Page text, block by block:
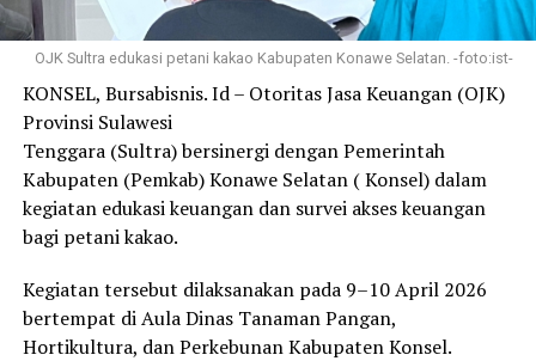
dalam menguji golongan virus corona seperti influenza,
beta corona dan gamma corona.
“Setelah kita uji ternyata Eucalyptus sp. yang kita uji
bisa membunuh 80-100 persen virus mulai dari avian
influenza hingga virus corona. Setelah hasilnya kita lihat
bagus, kita lanjutkan ke penggunaan nanoteknologi
agar kualitas hasil produknya lebih bagus” bebernya.
Dalam berbagai studi dikatakan, obat ini hanya cukup 5-
15 menit diinhalasi akan efektif bekerja sampai ke
alveolus. Artinya dengan konsentrasi 1 persen saja
sudah cukup membunuh virus 80-100%.
OJK Sultra edukasi petani kakao Kabupaten Konawe Selatan. -foto:ist-
KONSEL, Bursabisnis. Id – Otoritas Jasa Keuangan (OJK)
Provinsi Sulawesi
Tenggara (Sultra) bersinergi dengan Pemerintah
Kabupaten (Pemkab) Konawe Selatan ( Konsel) dalam
kegiatan edukasi keuangan dan survei akses keuangan
bagi petani kakao.
Kegiatan tersebut dilaksanakan pada 9–10 April 2026
bertempat di Aula Dinas Tanaman Pangan,
Hortikultura, dan Perkebunan Kabupaten Konsel.